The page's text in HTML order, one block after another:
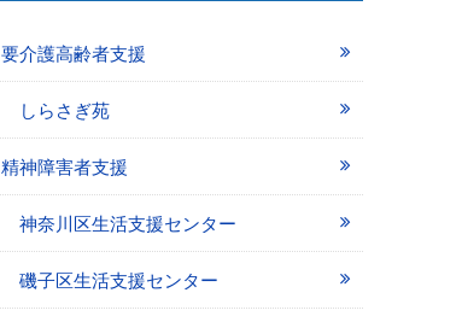
要介護高齢者支援
しらさぎ苑
精神障害者支援
神奈川区生活支援センター
磯子区生活支援センター